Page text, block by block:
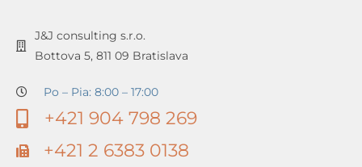
J&J consulting s.r.o.
Bottova 5, 811 09 Bratislava
Po – Pia: 8:00 – 17:00
+421 904 798 269
+421 2 6383 0138